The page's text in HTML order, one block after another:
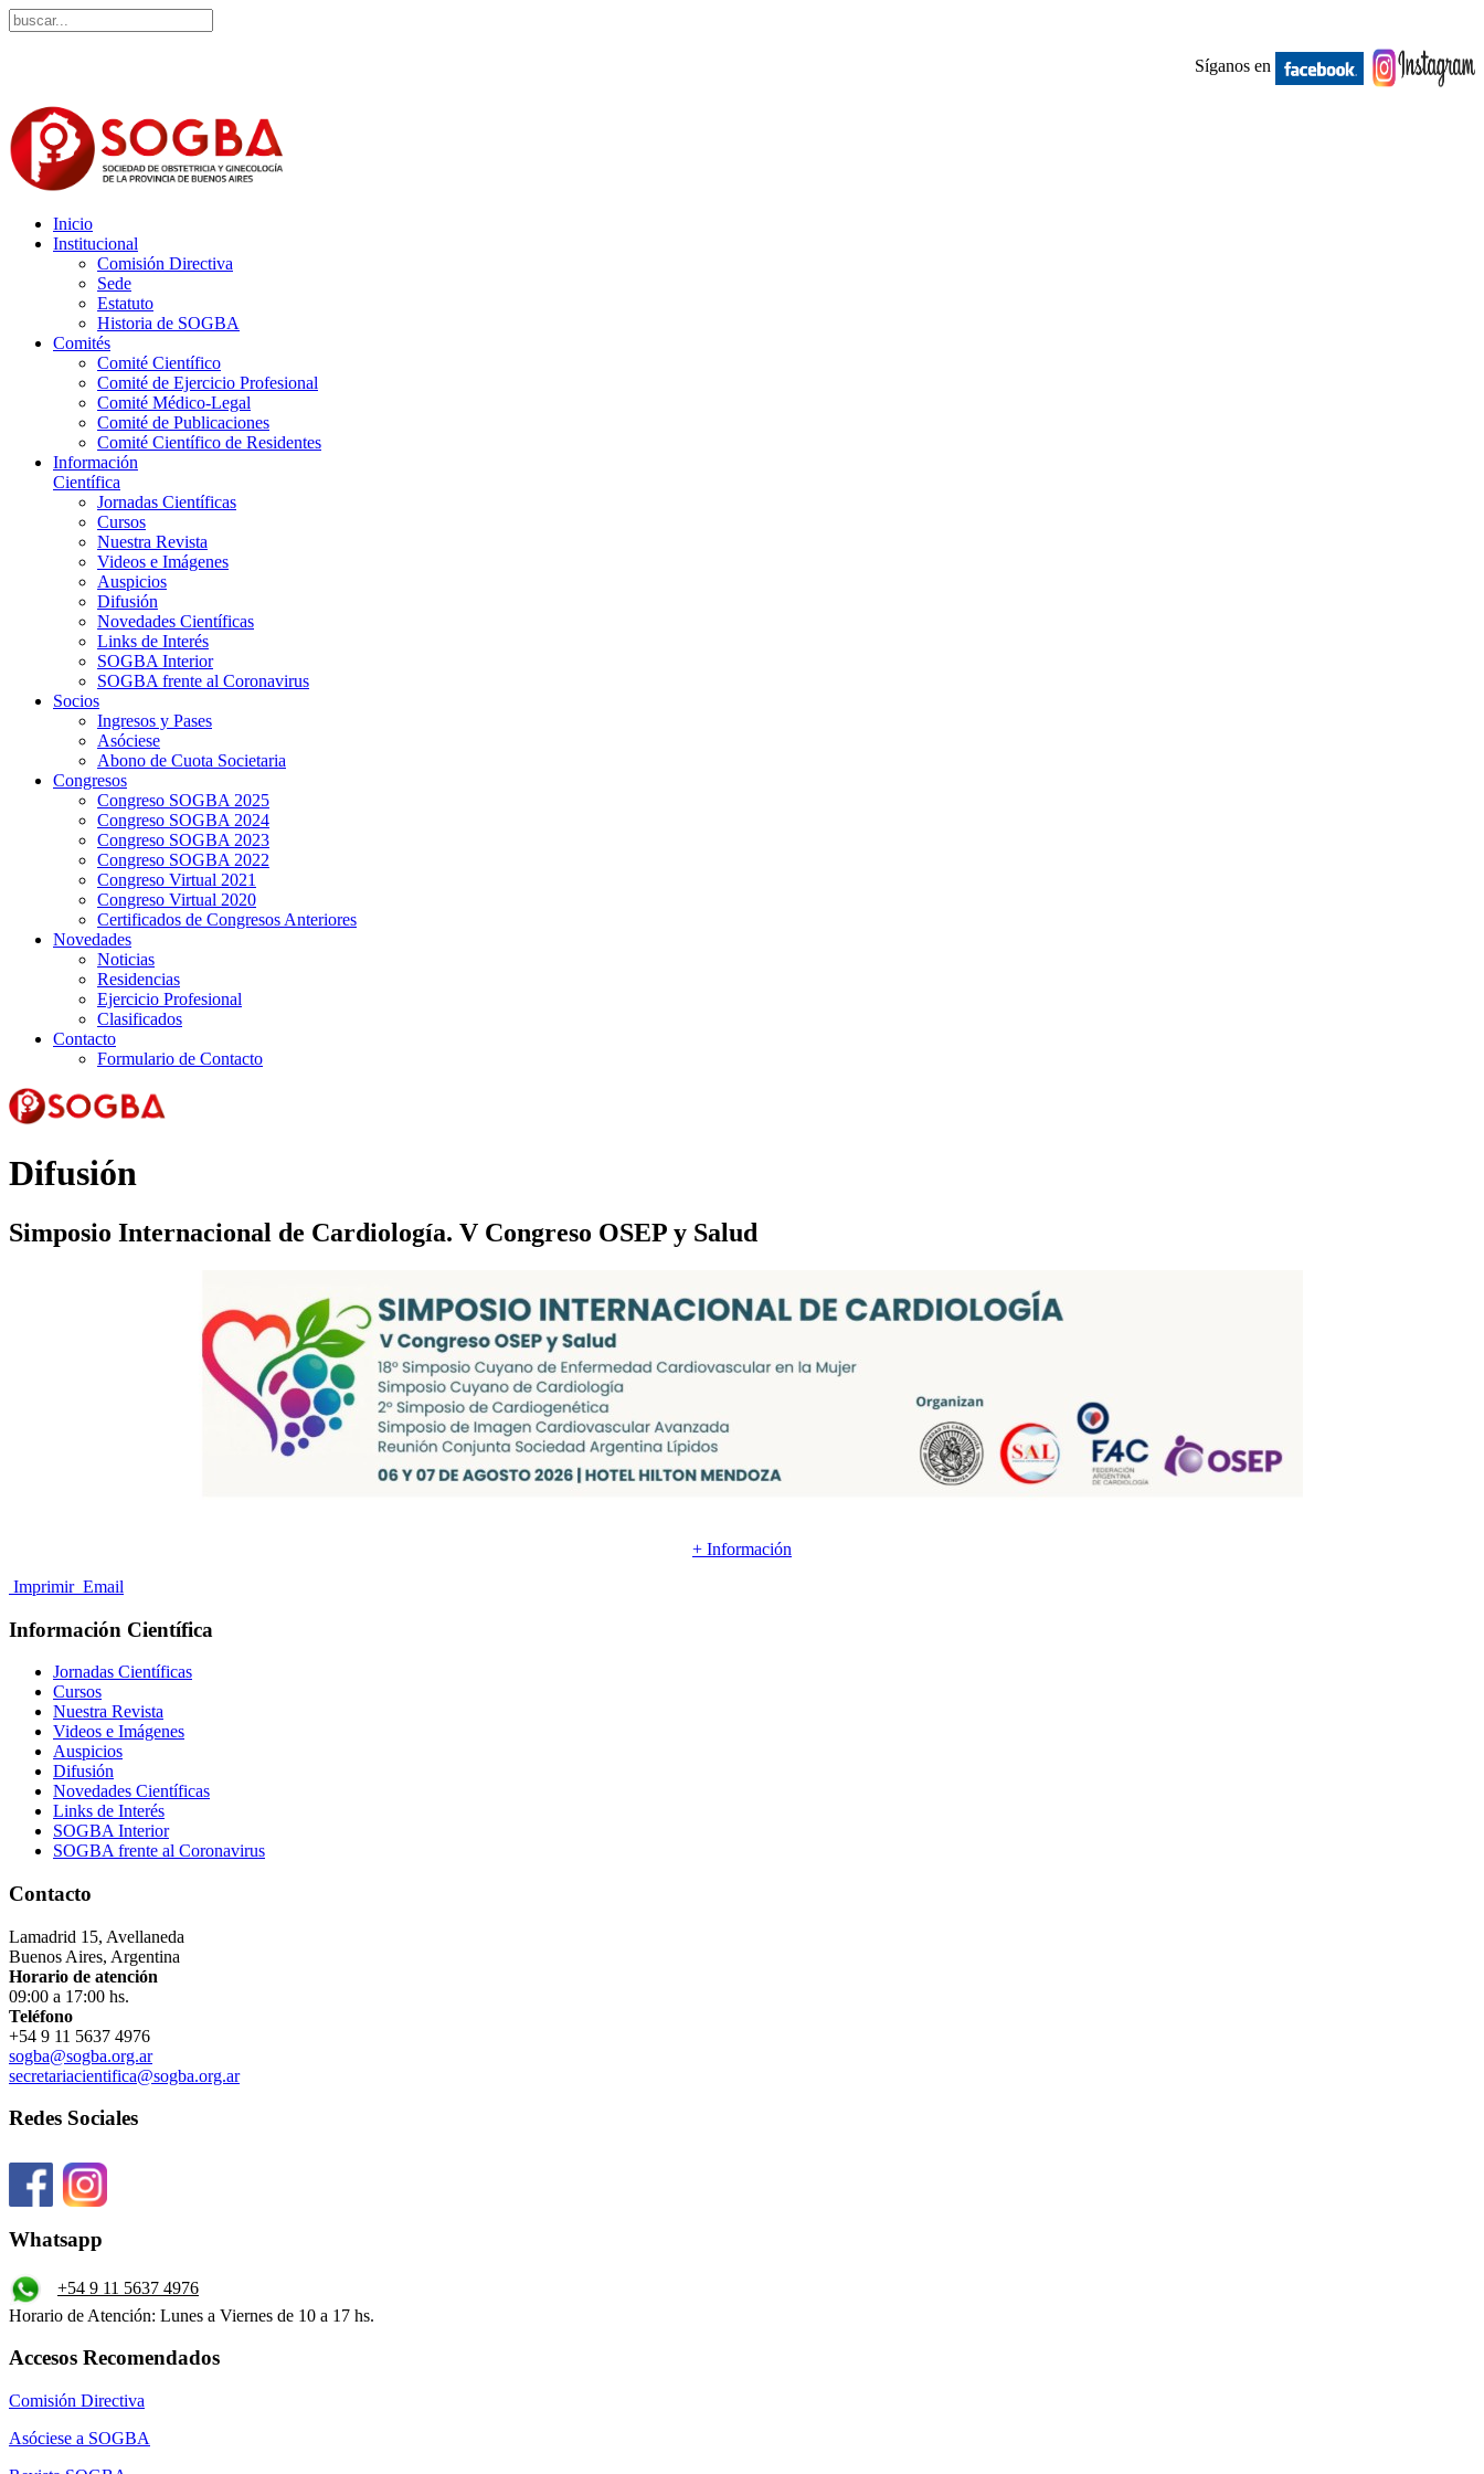
Síganos en
Inicio
Institucional
Comisión Directiva
Sede
Estatuto
Historia de SOGBA
Comités
Comité Científico
Comité de Ejercicio Profesional
Comité Médico-Legal
Comité de Publicaciones
Comité Científico de Residentes
Información
Científica
Jornadas Científicas
Cursos
Nuestra Revista
Videos e Imágenes
Auspicios
Difusión
Novedades Científicas
Links de Interés
SOGBA Interior
SOGBA frente al Coronavirus
Socios
Ingresos y Pases
Asóciese
Abono de Cuota Societaria
Congresos
Congreso SOGBA 2025
Congreso SOGBA 2024
Congreso SOGBA 2023
Congreso SOGBA 2022
Congreso Virtual 2021
Congreso Virtual 2020
Certificados de Congresos Anteriores
Novedades
Noticias
Residencias
Ejercicio Profesional
Clasificados
Contacto
Formulario de Contacto
Difusión
Simposio Internacional de Cardiología. V Congreso OSEP y Salud
+ Información
Imprimir Email
Información Científica
Jornadas Científicas
Cursos
Nuestra Revista
Videos e Imágenes
Auspicios
Difusión
Novedades Científicas
Links de Interés
SOGBA Interior
SOGBA frente al Coronavirus
Contacto
Lamadrid 15, Avellaneda
Buenos Aires, Argentina
Horario de atención
09:00 a 17:00 hs.
Teléfono
+54 9 11 5637 4976
sogba@sogba.org.ar
secretariacientifica@sogba.org.ar
Redes Sociales
Whatsapp
+54 9 11 5637 4976
Horario de Atención: Lunes a Viernes de 10 a 17 hs.
Accesos Recomendados
Comisión Directiva
Asóciese a SOGBA